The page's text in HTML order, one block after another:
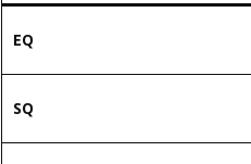
EQ
SQ